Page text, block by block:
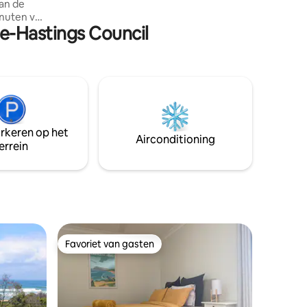
de
van
die
of
als je huisdieren meeneemt op vakantie.
Op 5 minuten lopen naar Nobbys Beach,
Hastings Council
op het
Airconditioning
Favoriet van gasten
Favoriet van gasten